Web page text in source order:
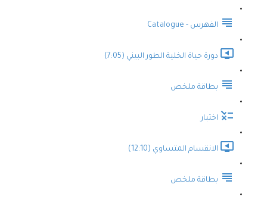
الفهرس - Catalogue
دورة حياة الخلية الطور البيني (7:05)
بطاقة ملخص
اختبار
الانقسام المتساوي (12:10)
بطاقة ملخص